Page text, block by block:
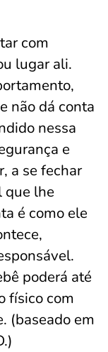
com
lugar ali.
não dá conta
nessa
e
a se fechar
que lhe
é como ele
poderá até
físico com
(baseado em